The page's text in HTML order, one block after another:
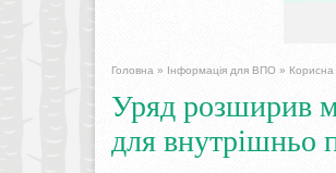
Головна » Інформація для ВПО »
Уряд розширив
для внутрішньо